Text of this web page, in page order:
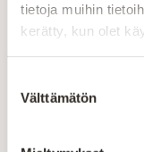
tietoja muihin
kerätty, kun olet
valinta
Välttämätön